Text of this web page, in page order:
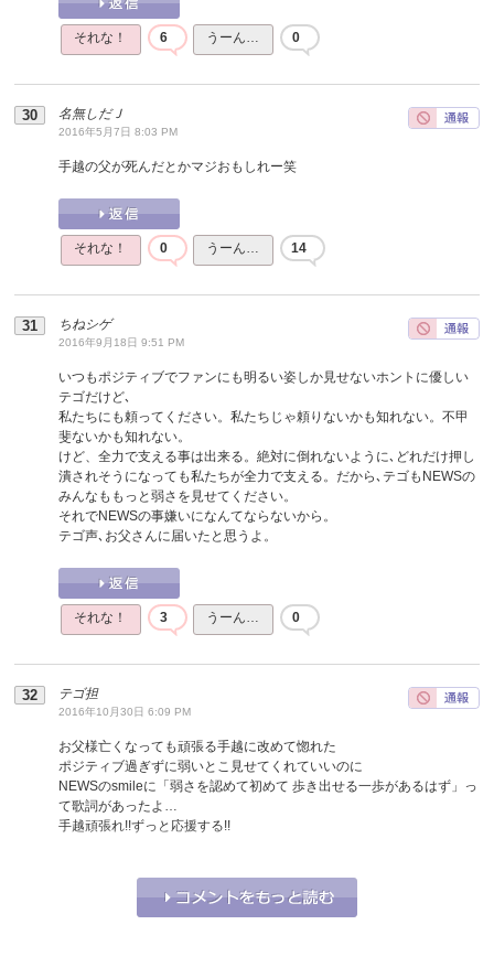
それな！ 6 うーん… 0
名無しだＪ
2016年5月7日 8:03 PM
手越の父が死んだとかマジおもしれー笑
それな！ 0 うーん… 14
ちねシゲ
2016年9月18日 9:51 PM
いつもポジティブでファンにも明るい姿しか見せないホントに優しい
テゴだけど､
私たちにも頼ってください。私たちじゃ頼りないかも知れない。不甲
斐ないかも知れない。
けど、全力で支える事は出来る。絶対に倒れないように､どれだけ押し
潰されそうになっても私たちが全力で支える。だから､テゴもNEWSの
みんなももっと弱さを見せてください。
それでNEWSの事嫌いになんてならないから。
テゴ声､お父さんに届いたと思うよ。
それな！ 3 うーん… 0
テゴ担
2016年10月30日 6:09 PM
お父様亡くなっても頑張る手越に改めて惚れた
ポジティブ過ぎずに弱いとこ見せてくれていいのに
NEWSのsmileに「弱さを認めて初めて 歩き出せる一歩があるはず」っ
て歌詞があったよ…
手越頑張れ!!ずっと応援する!!
1 うーん… 0